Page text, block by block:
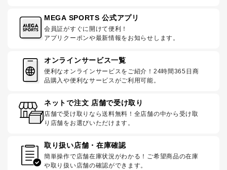
MEGA SPORTS 公式アプリ
会員証がすぐに開けて便利！
アプリクーポンや最新情報をお知らせします。
オンラインサービス一覧
便利なオンラインサービスをご紹介！24時間365日商
品購入や便利なサービスがご利用可能。
ネットで注文 店舗で受け取り
店舗で受け取りなら送料無料！全店舗の中から受け取
り店舗をお選びいただけます。
取り扱い店舗・在庫確認
簡単操作で店舗在庫状況がわかる！ご希望商品の在庫
や取り扱い店舗の確認ができます。